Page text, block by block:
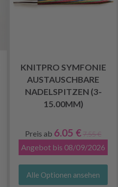
KNITPRO SYMFONIE
AUSTAUSCHBARE
NADELSPITZEN (3-
15.00MM)
Preis ab 6.05 €7.55 €
Angebot bis 08/09/2026
Alle Optionen ansehen